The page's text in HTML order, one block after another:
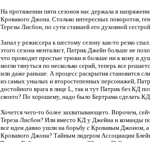
На протяжении пяти сезонов нас держала в
Кровавого Джона. Столько интересных поворотов,
Терезы Лисбон, по сути ставшей его духовной
Запал у режиссера к шестому сезону как-то резко
этого сезона менталист, Патрик Джейн больше не
что проводит простые трюки и больше ни к кому в
могли тянуться по несколько серий, теперь все
или даже раньше. А процесс раскрытия становится
из самых унылых и второстепенных персонажей,
достойного врага в лице L, так и тут Патрик без КД
своего? По хорошему, надо было Бертрама сделать
Хочется чего-то более захватывающего. Впрочем,
Тереза Лисбон? Или вместо КД у Джейна и команды
все идеи давно ушли на борьбу с Кровавым Джоном, а
Кровавого Джона? Тайным лидером Ассоциации